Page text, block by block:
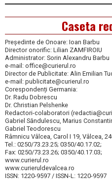
Caseta
Președinte de Onoare: Ioan Barbu
Director onorific: Lilian ZAMFIROIU
Administrator: Sorin Alexandru Barbu
e-mail: office@curierul.ro
Director de Publicitate: Alin Emilian
e-mail: publicitate@curierul.ro
Corespondenți Germania:
Dr. Radu Dobrescu
Dr. Christian Pelshenke
Redactori-colaboratori
Gabriel Săndulescu, Marius
Gabriel Teodorescu
Râmnicu Vâlcea, Carol I 19, Vâlcea,
Tel.: 0250/73.23.25; 0350/40.17.02;
Fax: 0250/73.23.26; 0350/40.17.03;
www.curierul.ro
www.curieruldevalcea.ro
ISSN: 1220-9597 / ISSN-L: 1220-9597